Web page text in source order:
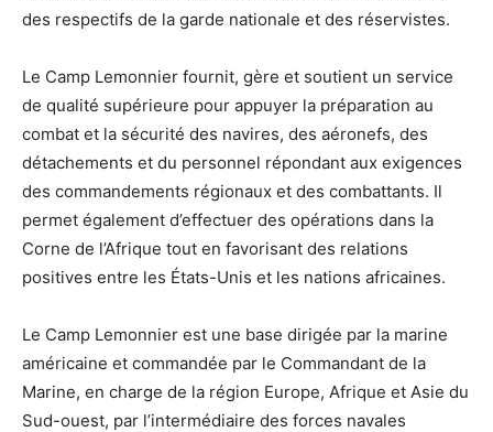
des respectifs de la garde nationale et des réservistes.
Le Camp Lemonnier fournit, gère et soutient un service
de qualité supérieure pour appuyer la préparation au
combat et la sécurité des navires, des aéronefs, des
détachements et du personnel répondant aux exigences
des commandements régionaux et des combattants. Il
permet également d’effectuer des opérations dans la
Corne de l’Afrique tout en favorisant des relations
positives entre les États-Unis et les nations africaines.
Le Camp Lemonnier est une base dirigée par la marine
américaine et commandée par le Commandant de la
Marine, en charge de la région Europe, Afrique et Asie du
Sud-ouest, par l’intermédiaire des forces navales